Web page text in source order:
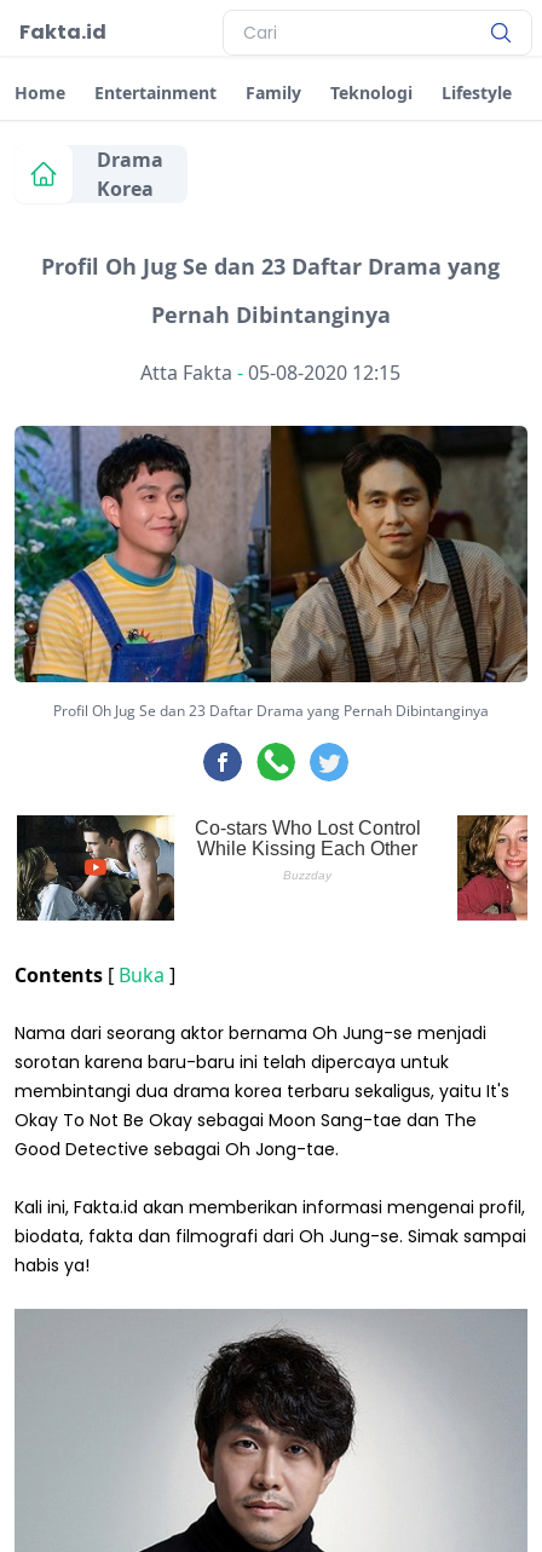
Fakta.id
Home Entertainment Family Teknologi Lifestyle
Drama
Korea
Profil Oh Jug Se dan 23 Daftar Drama yang
Pernah Dibintanginya
Atta Fakta -05-08-2020 12:15
Profil Oh Jug Se dan 23 Daftar Drama yang Pernah Dibintanginya
Contents [ Buka ]
Nama dari seorang aktor bernama Oh Jung-se menjadi
sorotan karena baru-baru ini telah dipercaya untuk
membintangi dua drama korea terbaru sekaligus, yaitu It's
Okay To Not Be Okay sebagai Moon Sang-tae dan The
Good Detective sebagai Oh Jong-tae.
Kali ini, Fakta.id akan memberikan informasi mengenai profil,
biodata, fakta dan filmografi dari Oh Jung-se. Simak sampai
habis ya!